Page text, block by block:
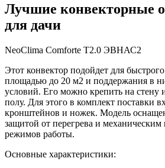
Лучшие конвекторные
для дачи
NeoClima Comforte Т2.0 ЭВНАС2
Этот конвектор подойдет для
площадью до 20 м2 и поддержания в
условий. Его можно крепить на стену
полу. Для этого в комплект поставки
кронштейнов и ножек. Модель
защитой от перегрева и механическим
режимов работы.
Основные характеристики: